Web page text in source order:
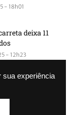
sua experiência
- 18h01
deixa 11
- 12h23
de câncer